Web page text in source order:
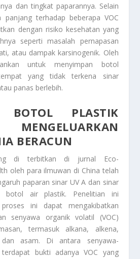
dan tingkat paparannya. Selain
panjang terhadap beberapa VOC
dengan risiko kesehatan yang
seperti masalah pernapasan
atau dampak karsinogenik. Oleh
untuk menyimpan botol
yang tidak terkena sinar
panas berlebih.
BOTOL PLASTIK
BERACUN
di terbitkan di jurnal Eco-
oleh para ilmuwan di China telah
paparan sinar UV A dan sinar
botol air plastik. Penelitian ini
ini dapat mengakibatkan
senyawa organik volatil (VOC)
termasuk alkana, alkena,
asam. Di antara senyawa-
bukti adanya VOC yang